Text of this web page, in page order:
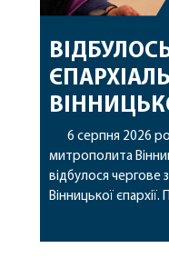
6 серпня 2026
митрополита
відбулося чергове
Вінницької
секретар